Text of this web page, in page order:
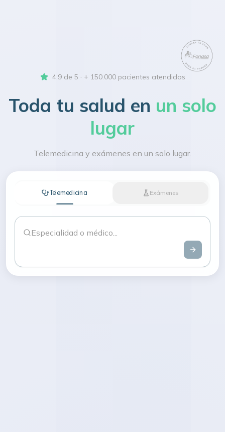
4.9 de 5 · + 150.000 pacientes atendidos
Toda tu salud en un solo
lugar
Telemedicina y exámenes en un solo lugar.
Telemedicina Exámenes